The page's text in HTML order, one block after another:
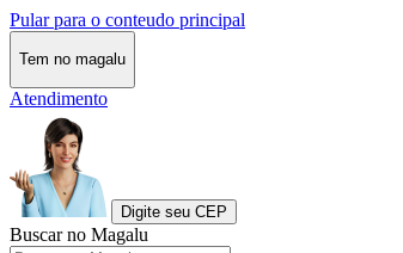
Pular para o conteudo principal
Tem no magalu
Atendimento
Digite seu CEP
Buscar no Magalu